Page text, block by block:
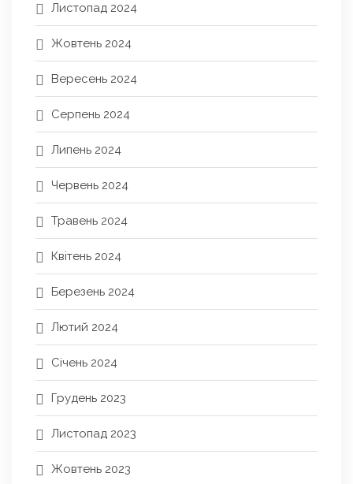
Листопад 2024
Жовтень 2024
Вересень 2024
Серпень 2024
Липень 2024
Червень 2024
Травень 2024
Квітень 2024
Березень 2024
Лютий 2024
Січень 2024
Грудень 2023
Листопад 2023
Жовтень 2023